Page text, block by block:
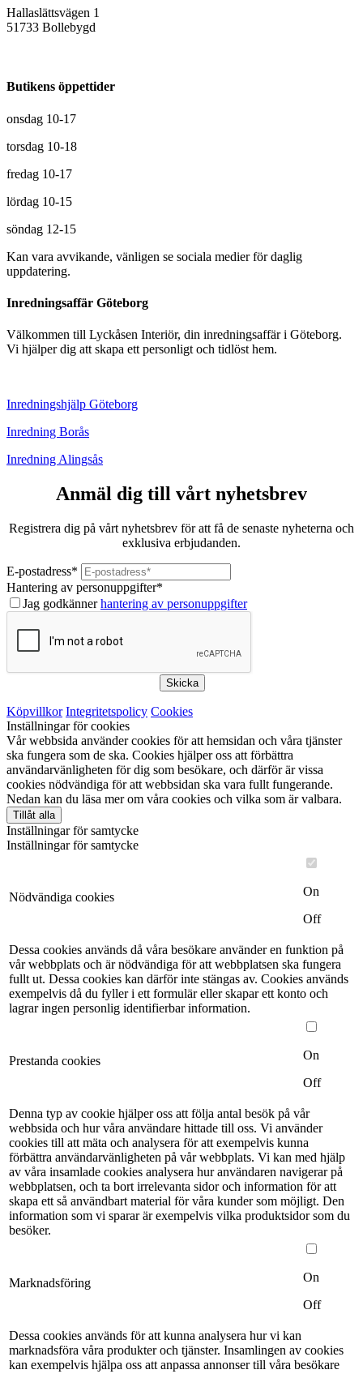
Hallaslättsvägen 1
51733 Bollebygd
Butikens öppettider
onsdag 10-17
torsdag 10-18
fredag 10-17
lördag 10-15
söndag 12-15
Kan vara avvikande, vänligen se sociala medier för daglig
uppdatering.
Inredningsaffär Göteborg
Välkommen till Lyckåsen Interiör, din inredningsaffär i Göteborg.
Vi hjälper dig att skapa ett personligt och tidlöst hem.
Inredningshjälp Göteborg
Inredning Borås
Inredning Alingsås
Anmäl dig till vårt nyhetsbrev
Registrera dig på vårt nyhetsbrev för att få de senaste nyheterna och
exklusiva erbjudanden.
E-postadress*
Hantering av personuppgifter*
Jag godkännerhantering av personuppgifter
Skicka
Köpvillkor Integritetspolicy Cookies
Inställningar för cookies
Vår webbsida använder cookies för att hemsidan och våra tjänster
ska fungera som de ska. Cookies hjälper oss att förbättra
användarvänligheten för dig som besökare, och därför är vissa
cookies nödvändiga för att webbsidan ska vara fullt fungerande.
Nedan kan du läsa mer om våra cookies och vilka som är valbara.
Tillåt alla
Inställningar för samtycke
Inställningar för samtycke
Nödvändiga cookies
On
Off
Dessa cookies används då våra besökare använder en funktion på
vår webbplats och är nödvändiga för att webbplatsen ska fungera
fullt ut. Dessa cookies kan därför inte stängas av. Cookies används
exempelvis då du fyller i ett formulär eller skapar ett konto och
lagrar ingen personlig identifierbar information.
Prestanda cookies
On
Off
Denna typ av cookie hjälper oss att följa antal besök på vår
webbsida och hur våra användare hittade till oss. Vi använder
cookies till att mäta och analysera för att exempelvis kunna
förbättra användarvänligheten på vår webbplats. Vi kan med hjälp
av våra insamlade cookies analysera hur användaren navigerar på
webbplatsen, och ta bort irrelevanta sidor och information för att
skapa ett så användbart material för våra kunder som möjligt. Den
information som vi sparar är exempelvis vilka produktsidor som du
besöker.
Marknadsföring
On
Off
Dessa cookies används för att kunna analysera hur vi kan
marknadsföra våra produkter och tjänster. Insamlingen av cookies
kan exempelvis hjälpa oss att anpassa annonser till våra besökare